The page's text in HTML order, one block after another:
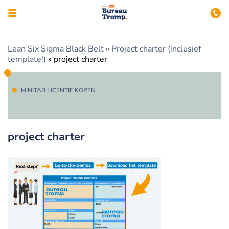
Lean Six Sigma Black Belt » Project charter (inclusief
template!) » project charter
MINITAB LICENTIE KOPEN
project charter